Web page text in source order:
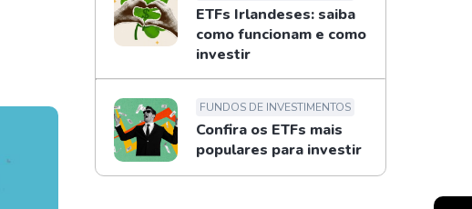
ETFs Irlandeses: saiba
como funcionam e como
investir
FUNDOS DE INVESTIMENTOS
Confira os ETFs mais
populares para investir